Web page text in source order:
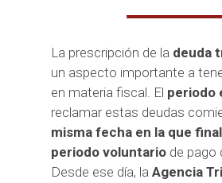
La prescripción de la deuda
un aspecto importante a
en materia fiscal. El periodo
reclamar estas deudas
misma fecha en la que
periodo voluntario de pago
Desde ese día, la Agencia